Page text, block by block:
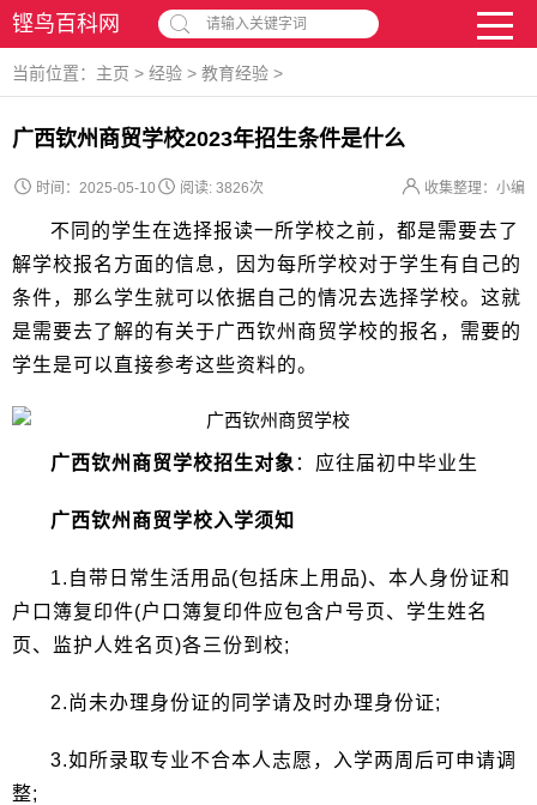
铿鸟百科网 请输入关键字词
当前位置： 主页 > 经验 > 教育经验 >
广西钦州商贸学校2023年招生条件是什么
时间：2025-05-10 收集整理：小编
阅读: 3826次
不同的学生在选择报读一所学校之前，都是需要去了
解学校报名方面的信息，因为每所学校对于学生有自己的
条件，那么学生就可以依据自己的情况去选择学校。这就
是需要去了解的有关于广西钦州商贸学校的报名，需要的
学生是可以直接参考这些资料的。
广西钦州商贸学校招生对象 ：应往届初中毕业生
广西钦州商贸学校入学须知
1.自带日常生活用品(包括床上用品)、本人身份证和
户口簿复印件(户口簿复印件应包含户号页、学生姓名
页、监护人姓名页)各三份到校;
2.尚未办理身份证的同学请及时办理身份证;
3.如所录取专业不合本人志愿，入学两周后可申请调
整;